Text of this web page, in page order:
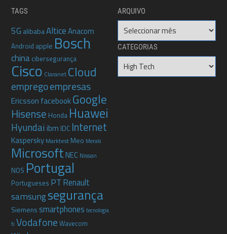
TAGS
5G alibabaAlticeAnacom
Android apple Bosch
china cibersegurança
Cisco Claranet Cloud
empregoempresas
Ericsson facebookGoogle
Hisense Honda Huawei
Hyundai ibm IDC Internet
Kaspersky Marktest Meo Meraki
MicrosoftNEC Nissan
NOS Portugal
Portugueses PT Renault
samsungsegurança
Siemenssmartphones tecnologia
ti Vodafone Wavecom
ARQUIVO
Arquivo
CATEGORIAS
Categorias